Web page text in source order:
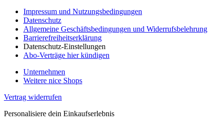
Impressum und Nutzungsbedingungen
Datenschutz
Allgemeine Geschäftsbedingungen und Widerrufsbelehrung
Barrierefreiheitserklärung
Datenschutz-Einstellungen
Abo-Verträge hier kündigen
Unternehmen
Weitere nice Shops
Vertrag widerrufen
Personalisiere dein Einkaufserlebnis